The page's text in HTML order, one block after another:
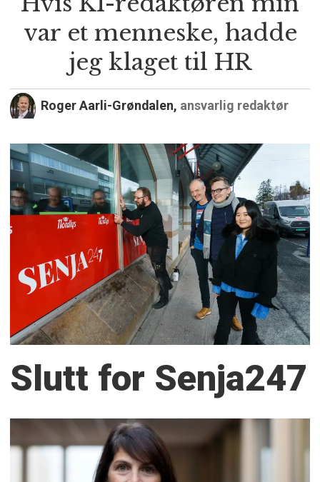
var et menneske, hadde
jeg klaget til HR
Roger Aarli-Grøndalen, ansvarlig redaktør
Slutt for Senja247